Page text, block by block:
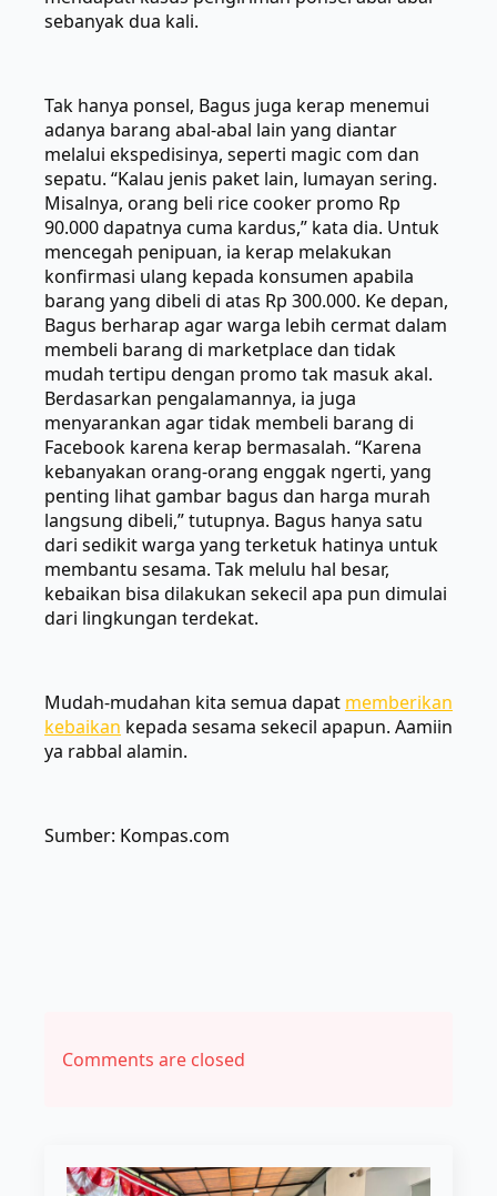
sebanyak dua kali.
Tak hanya ponsel, Bagus juga kerap menemui
adanya barang abal-abal lain yang diantar
melalui ekspedisinya, seperti magic com dan
sepatu. “Kalau jenis paket lain, lumayan sering.
Misalnya, orang beli rice cooker promo Rp
90.000 dapatnya cuma kardus,” kata dia. Untuk
mencegah penipuan, ia kerap melakukan
konfirmasi ulang kepada konsumen apabila
barang yang dibeli di atas Rp 300.000. Ke depan,
Bagus berharap agar warga lebih cermat dalam
membeli barang di marketplace dan tidak
mudah tertipu dengan promo tak masuk akal.
Berdasarkan pengalamannya, ia juga
menyarankan agar tidak membeli barang di
Facebook karena kerap bermasalah. “Karena
kebanyakan orang-orang enggak ngerti, yang
penting lihat gambar bagus dan harga murah
langsung dibeli,” tutupnya. Bagus hanya satu
dari sedikit warga yang terketuk hatinya untuk
membantu sesama. Tak melulu hal besar,
kebaikan bisa dilakukan sekecil apa pun dimulai
dari lingkungan terdekat.
Mudah-mudahan kita semua dapat memberikan
kebaikan kepada sesama sekecil apapun. Aamiin
ya rabbal alamin.
Sumber: Kompas.com
Comments are closed